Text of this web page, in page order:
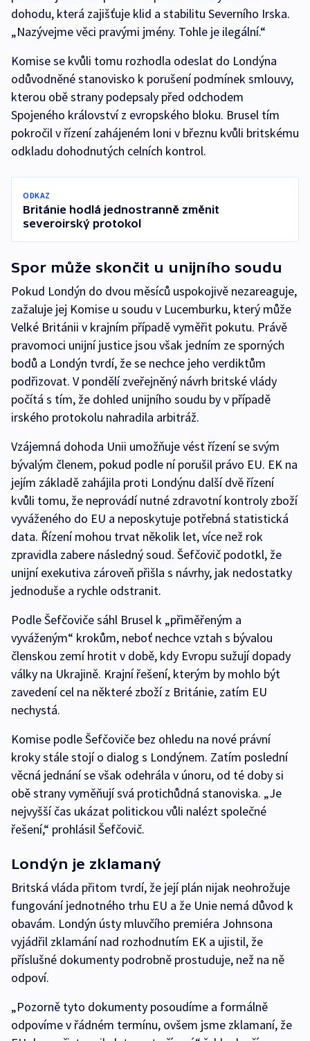
dohodu, která zajišťuje klid a stabilitu Severního Irska.
„Nazývejme věci pravými jmény. Tohle je ilegální.“
Komise se kvůli tomu rozhodla odeslat do Londýna
odůvodněné stanovisko k porušení podmínek smlouvy,
kterou obě strany podepsaly před odchodem
Spojeného království z evropského bloku. Brusel tím
pokročil v řízení zahájeném loni v březnu kvůli britskému
odkladu dohodnutých celních kontrol.
ODKAZ
Británie hodlá jednostranně změnit
severoirský protokol
Spor může skončit u unijního soudu
Pokud Londýn do dvou měsíců uspokojivě nezareaguje,
zažaluje jej Komise u soudu v Lucemburku, který může
Velké Británii v krajním případě vyměřit pokutu. Právě
pravomoci unijní justice jsou však jedním ze sporných
bodů a Londýn tvrdí, že se nechce jeho verdiktům
podřizovat. V pondělí zveřejněný návrh britské vlády
počítá s tím, že dohled unijního soudu by v případě
irského protokolu nahradila arbitráž.
Vzájemná dohoda Unii umožňuje vést řízení se svým
bývalým členem, pokud podle ní porušil právo EU. EK na
jejím základě zahájila proti Londýnu další dvě řízení
kvůli tomu, že neprovádí nutné zdravotní kontroly zboží
vyváženého do EU a neposkytuje potřebná statistická
data. Řízení mohou trvat několik let, více než rok
zpravidla zabere následný soud. Šefčovič podotkl, že
unijní exekutiva zároveň přišla s návrhy, jak nedostatky
jednoduše a rychle odstranit.
Podle Šefčoviče sáhl Brusel k „přiměřeným a
vyváženým“ krokům, neboť nechce vztah s bývalou
členskou zemí hrotit v době, kdy Evropu sužují dopady
války na Ukrajině. Krajní řešení, kterým by mohlo být
zavedení cel na některé zboží z Británie, zatím EU
nechystá.
Komise podle Šefčoviče bez ohledu na nové právní
kroky stále stojí o dialog s Londýnem. Zatím poslední
věcná jednání se však odehrála v únoru, od té doby si
obě strany vyměňují svá protichůdná stanoviska. „Je
nejvyšší čas ukázat politickou vůli nalézt společné
řešení,“ prohlásil Šefčovič.
Londýn je zklamaný
Britská vláda přitom tvrdí, že její plán nijak neohrožuje
fungování jednotného trhu EU a že Unie nemá důvod k
obavám. Londýn ústy mluvčího premiéra Johnsona
vyjádřil zklamání nad rozhodnutím EK a ujistil, že
příslušné dokumenty podrobně prostuduje, než na ně
odpoví.
„Pozorně tyto dokumenty posoudíme a formálně
odpovíme v řádném termínu, ovšem jsme zklamaní, že